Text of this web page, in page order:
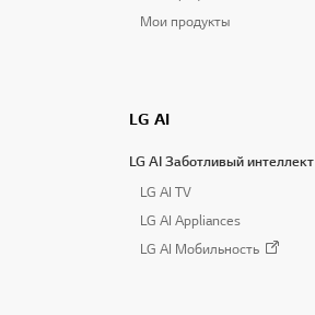
Мои продукты
LG AI
LG AI Заботливый интеллект
LG AI TV
LG AI Appliances
LG AI Мобильность